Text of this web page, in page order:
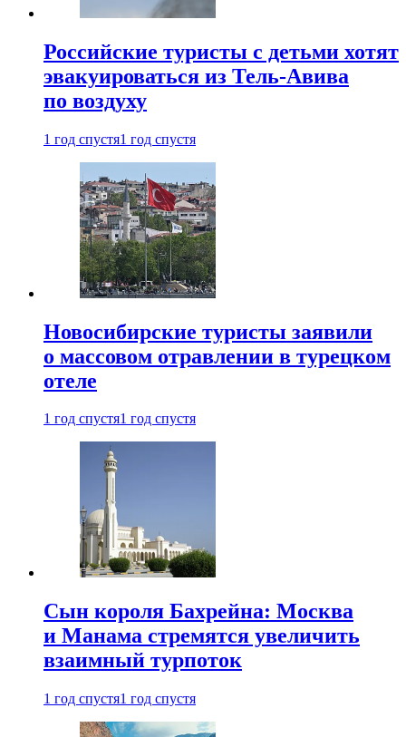
Российские туристы с детьми хотят
эвакуироваться из Тель-Авива
по воздуху
1 год спустя1 год спустя
Новосибирские туристы заявили
о массовом отравлении в турецком
отеле
1 год спустя1 год спустя
Сын короля Бахрейна: Москва
и Манама стремятся увеличить
взаимный турпоток
1 год спустя1 год спустя